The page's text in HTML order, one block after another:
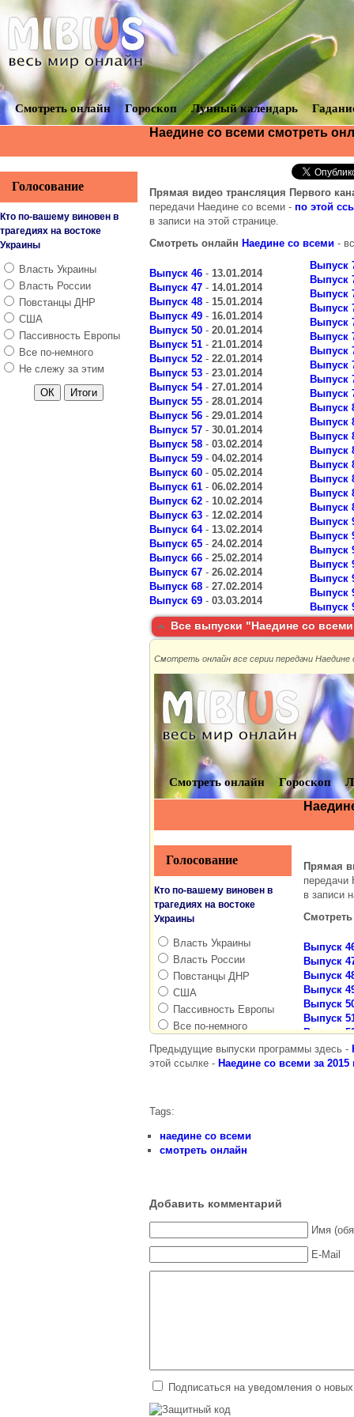
Смотреть онлайн Гороскоп Лунный календарь
Наедине со всеми смотреть
Прямая видео трансляция Первого
передачи Наедине со всеми - по этой
в записи на этой странице.
Смотреть онлайн Наедине со всеми -
Выпуск 46 - 13.01.2014
Выпуск 47 - 14.01.2014
Выпуск 48 - 15.01.2014
Выпуск 49 - 16.01.2014
Выпуск 50 - 20.01.2014
Выпуск 51 - 21.01.2014
Выпуск 52 - 22.01.2014
Выпуск 53 - 23.01.2014
Выпуск 54- 27.01.2014
Выпуск 55 - 28.01.2014
Выпуск 56 - 29.01.2014
Выпуск 57 - 30.01.2014
Выпуск 58 - 03.02.2014
Выпуск 59 - 04.02.2014
Выпуск 60 - 05.02.2014
Выпуск 61 - 06.02.2014
Выпуск 62 - 10.02.2014
Выпуск 63 - 12.02.2014
Выпуск 64- 13.02.2014
Выпуск 65 - 24.02.2014
Выпуск 66 - 25.02.2014
Выпуск 67 - 26.02.2014
Выпуск 68 - 27.02.2014
Выпуск 69 - 03.03.2014
Выпуск
Выпуск
Выпуск
Выпуск
Выпуск
Выпуск
Выпуск
Выпуск
Выпуск
Выпуск
Выпуск
Выпуск
Выпуск
Выпуск
Выпуск
Выпуск
Выпуск
Выпуск
Выпуск
Выпуск
Выпуск
Выпуск
Выпуск
Выпуск
Выпуск
Все выпуски "Наедине со
Смотреть онлайн все серии передачи Наедине
Предыдущие выпуски программы здесь -
этой ссылке - Наедине со всеми за 2015
Tags:
наедине со всеми
смотреть онлайн
Добавить комментарий
Имя
E-Mail
Подписаться на уведомления о
Голосование
Кто по-вашему виновен в
трагедиях на востоке
Украины
Власть Украины
Власть России
Повстанцы ДНР
США
Пассивность Европы
Все по-немного
Не слежу за этим